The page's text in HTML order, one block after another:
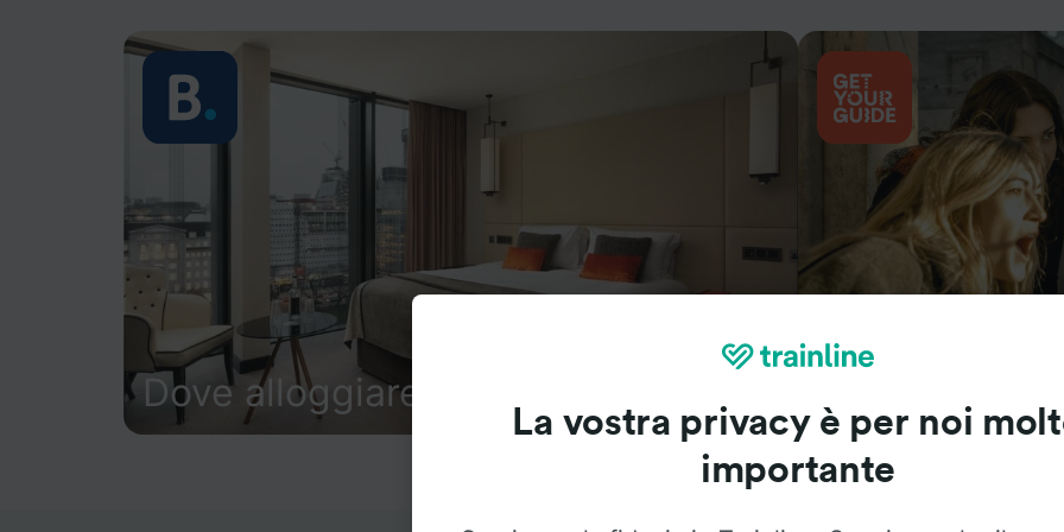
Dove alloggiare
La vostra privacy è per noi
importante